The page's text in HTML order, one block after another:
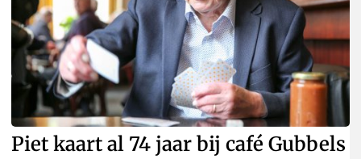
Piet kaart al 74 jaar bij café Gubbels